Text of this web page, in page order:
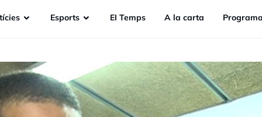
Esports EI Temps A la carta